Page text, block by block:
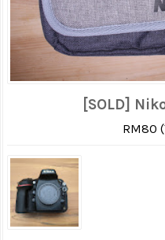
[SOLD]
RM80